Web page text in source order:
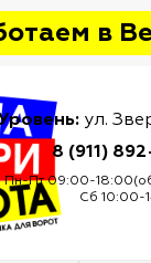
в
ул.
8 (911)
Пн-Пт 09:00-
Сб 10:00-